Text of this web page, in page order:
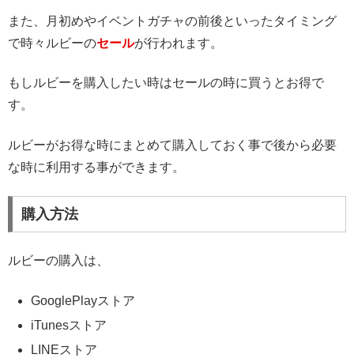
また、月初めやイベントガチャの前後といったタイミング
で時々ルビーのセールが行われます。
もしルビーを購入したい時はセールの時に買うとお得で
す。
ルビーがお得な時にまとめて購入しておく事で後から必要
な時に利用する事ができます。
購入方法
ルビーの購入は、
GooglePlayストア
iTunesストア
LINEストア